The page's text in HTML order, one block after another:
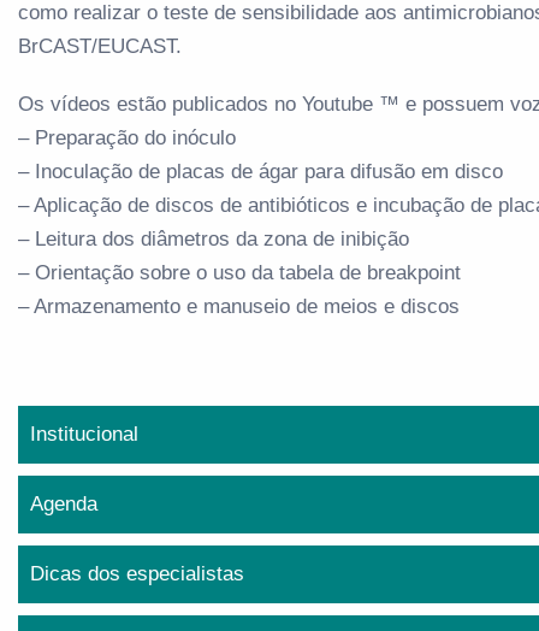
como realizar o teste de sensibilidade aos
BrCAST/EUCAST.
Os vídeos estão publicados no Youtube ™ e possuem
– Preparação do inóculo
– Inoculação de placas de ágar para difusão em disco
– Aplicação de discos de antibióticos e incubação de
– Leitura dos diâmetros da zona de inibição
– Orientação sobre o uso da tabela de breakpoint
– Armazenamento e manuseio de meios e discos
Institucional
Agenda
Dicas dos especialistas